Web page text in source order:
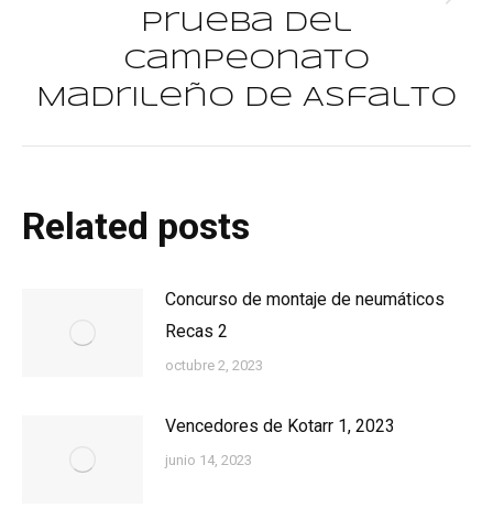
siguiente:
prueba del
Campeonato
Madrileño de Asfalto
Related posts
Concurso de montaje de neumáticos
Recas 2
octubre 2, 2023
Vencedores de Kotarr 1, 2023
junio 14, 2023